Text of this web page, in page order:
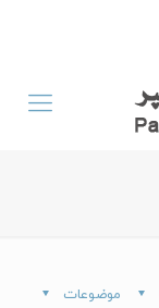
موضوعات